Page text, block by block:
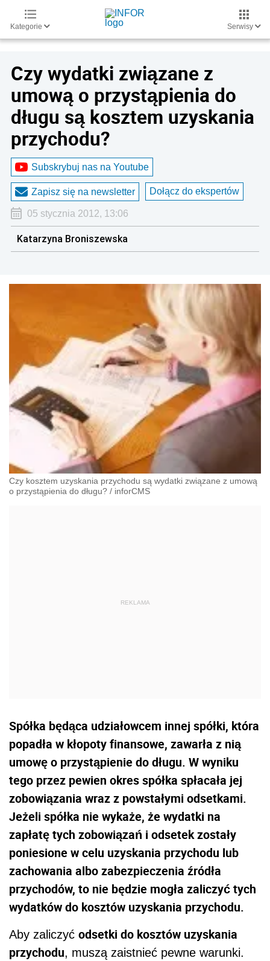
Kategorie Serwisy
Czy wydatki związane z
umową o przystąpienia do
długu są kosztem uzyskania
przychodu?
Subskrybuj nas na Youtube
Zapisz się na newsletter Dołącz do ekspertów
05 stycznia 2012, 13:06
Katarzyna Broniszewska
Czy kosztem uzyskania przychodu są wydatki związane z umową
o przystąpienia do długu? / inforCMS
Spółka będąca udziałowcem innej spółki, która
popadła w kłopoty finansowe, zawarła z nią
umowę o przystąpienie do długu. W wyniku
tego przez pewien okres spółka spłacała jej
zobowiązania wraz z powstałymi odsetkami.
Jeżeli spółka nie wykaże, że wydatki na
zapłatę tych zobowiązań i odsetek zostały
poniesione w celu uzyskania przychodu lub
zachowania albo zabezpieczenia źródła
przychodów, to nie będzie mogła zaliczyć tych
wydatków do kosztów uzyskania przychodu.
Aby zaliczyć odsetki do kosztów uzyskania
przychodu, muszą zaistnieć pewne warunki.